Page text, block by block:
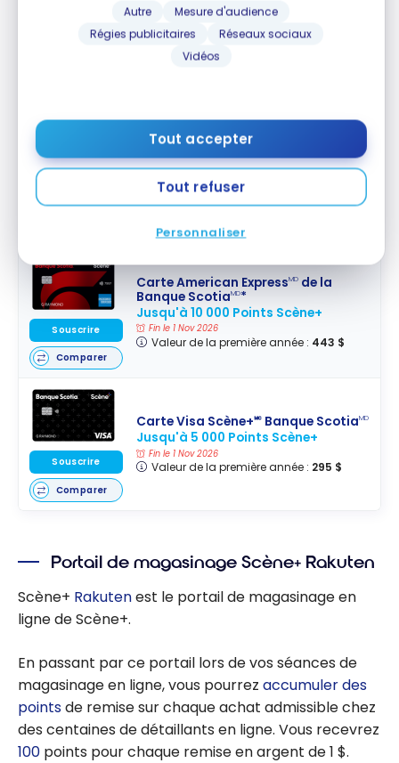
Autre
Mesure d'audience
Régies publicitaires
Réseaux sociaux
Vidéos
Tout accepter
Tout refuser
Personnaliser
Carte Visa Infinite Affaires*
Passeport
Banque Scotia
Jusqu'à 40 000 Points Scène+
Carte American Express
Banque ScotiaMD*
Jusqu'à 50 000 Points Scène+
Valeur de la première année :961 $
Carte American ExpressMD de la
Banque ScotiaMD*
Jusqu'à 10 000 Points Scène+
Fin le 1 Nov 2026
Valeur de la première année : 443 $
Souscrire
Comparer
Carte Visa Scène+🅪 Banque ScotiaMD
Jusqu'à 5 000 Points Scène+
Fin le 1 Nov 2026
Valeur de la première année : 295 $
Souscrire
Comparer
Portail de magasinage Scène+ Rakuten
Scène+ Rakutenest le portail de magasinage en
ligne de Scène+.
En passant par ce portail lors de vos séances de
magasinage en ligne, vous pourrez accumuler des
pointsde remise sur chaque achat admissible chez
des centaines de détaillants en ligne. Vous recevrez
100 points pour chaque remise en argent de 1 $.